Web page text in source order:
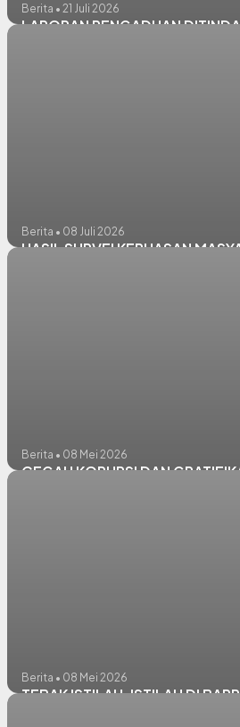
Berita • 21 Juli 2026
LAPORAN PENGADUAN
Berita • 08 Juli 2026
HASIL SURVEI KEPUASAN
Berita • 08 Mei 2026
CEGAH KORUPSI DAN
Berita • 08 Mei 2026
TEBAK ISTILAH-ISTILAH DI